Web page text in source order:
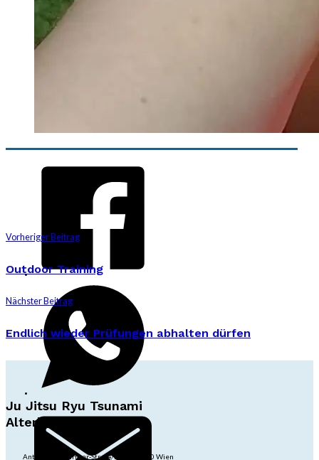
Vorheriger Beitrag
Outdoor Training
Nächster Beitrag
Endlich wieder Prüfungen abhalten dürfen
Ju Jitsu Ryu Tsunami
Alterlaa
Anton-Baumgartner-Str. 44/B8/01, 1230 Wien